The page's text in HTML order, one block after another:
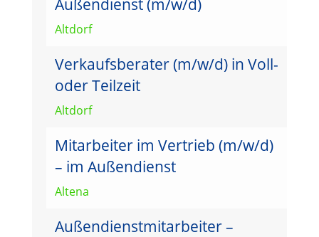
Außendienst (m/w/d)
Altdorf
Verkaufsberater (m/w/d) in Voll-
oder Teilzeit
Altdorf
Mitarbeiter im Vertrieb (m/w/d)
– im Außendienst
Altena
Außendienstmitarbeiter –